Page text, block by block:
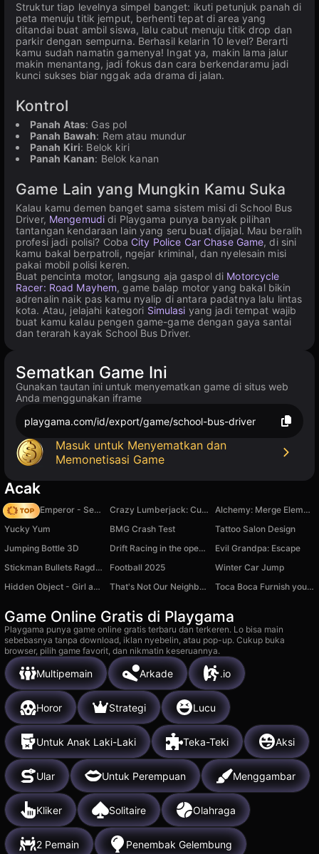
Struktur tiap levelnya simpel banget: ikuti petunjuk panah di
peta menuju titik jemput, berhenti tepat di area yang
ditandai buat ambil siswa, lalu cabut menuju titik drop dan
parkir dengan sempurna. Berhasil kelarin 10 level? Berarti
kamu sudah namatin gamenya! Ingat ya, makin lama jalur
makin menantang, jadi fokus dan cara berkendaramu jadi
kunci sukses biar nggak ada drama di jalan.
Kontrol
Panah Atas: Gas pol
Panah Bawah: Rem atau mundur
Panah Kiri: Belok kiri
Panah Kanan: Belok kanan
Game Lain yang Mungkin Kamu Suka
Kalau kamu demen banget sama sistem misi di School Bus
Driver, Mengemudi di Playgama punya banyak pilihan
tantangan kendaraan lain yang seru buat dijajal. Mau beralih
profesi jadi polisi? Coba City Police Car Chase Game, di sini
kamu bakal berpatroli, ngejar kriminal, dan nyelesain misi
pakai mobil polisi keren.
Buat pencinta motor, langsung aja gaspol di Motorcycle
Racer: Road Mayhem, game balap motor yang bakal bikin
adrenalin naik pas kamu nyalip di antara padatnya lalu lintas
kota. Atau, jelajahi kategori Simulasi yang jadi tempat wajib
buat kamu kalau pengen game-game dengan gaya santai
dan terarah kayak School Bus Driver.
Sematkan Game Ini
Gunakan tautan ini untuk menyematkan game di situs web
Anda menggunakan iframe
playgama.com/id/export/game/school-bus-driver
Masuk untuk Menyematkan dan
Memonetisasi Game
Acak
Solitaire Emperor - Secrets of Fate Crazy Lumberjack: Cut Them All
Alchemy: Merge Elements
Yucky Yum
BMG Crash Test
Tattoo Salon Design
Jumping Bottle 3D
Drift Racing in the open world
Evil Grandpa: Escape
Stickman Bullets Ragdoll
Football 2025
Winter Car Jump
Hidden Object - Girl and Cat
That's Not Our Neighbor: Screamers! Toca Boca Furnish your home
Game Online Gratis di Playgama
Playgama punya game online gratis terbaru dan terkeren. Lo bisa main
sebebasnya tanpa download, iklan nyebelin, atau pop-up. Cukup buka
browser, pilih game favorit, dan nikmatin keseruannya.
Multipemain Arkade .io
Horor Strategi Lucu
Untuk Anak Laki-Laki Teka-Teki Aksi
Ular Untuk Perempuan Menggambar
Kliker Solitaire Olahraga
2 Pemain Penembak Gelembung